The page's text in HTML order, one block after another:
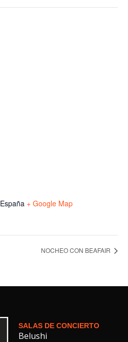
España + Google Map
NOCHEO CON BEAFAIR
SALAS DE CONCIERTO
Belushi